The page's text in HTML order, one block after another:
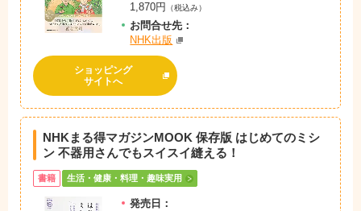
1,870円
（税込み）
お問合せ先：
NHK出版
ショッピング
サイトへ
NHKまる得マガジンMOOK 保存版 はじめてのミシ
ン 不器用さんでもスイスイ縫える！
書籍 生活・健康・料理・趣味実用
発売日：